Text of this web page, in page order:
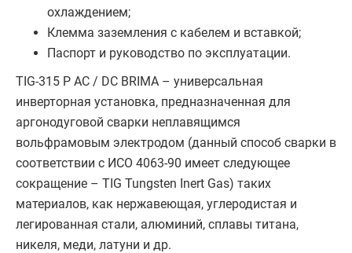
охлаждением;
Клемма заземления с кабелем и вставкой;
Паспорт и руководство по эксплуатации.
TIG-315 P AC / DC BRIMA – универсальная
инверторная установка, предназначенная для
аргонодуговой сварки неплавящимся
вольфрамовым электродом (данный способ сварки в
соответствии с ИСО 4063-90 имеет следующее
сокращение – TIG Tungsten Inert Gas) таких
материалов, как нержавеющая, углеродистая и
легированная стали, алюминий, сплавы титана,
никеля, меди, латуни и др.